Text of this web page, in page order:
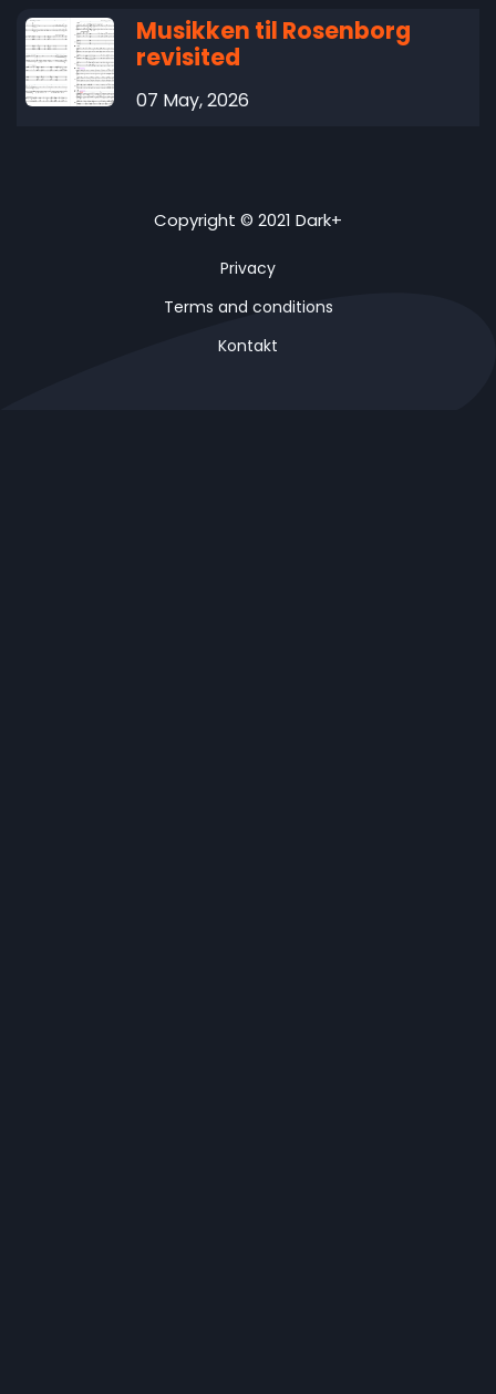
Musikken til Rosenborg
revisited
07 May, 2026
Copyright © 2021 Dark+
Privacy
Terms and conditions
Kontakt